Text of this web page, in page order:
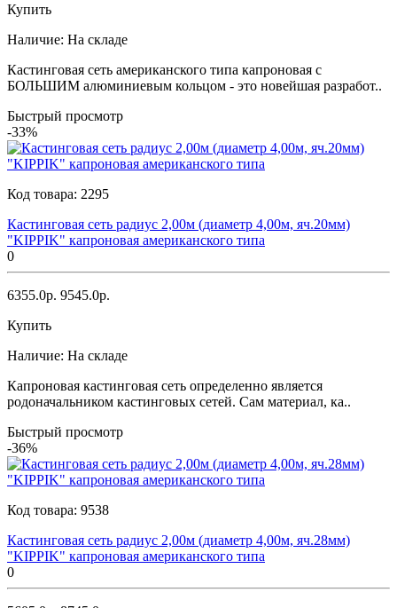
Купить
Наличие: На складе
Кастинговая сеть американского типа капроновая с
БОЛЬШИМ алюминиевым кольцом - это новейшая разработ..
Быстрый просмотр
-33%
Код товара: 2295
Кастинговая сеть радиус 2,00м (диаметр 4,00м, яч.20мм)
"KIPPIK" капроновая американского типа
0
6355.0р. 9545.0р.
Купить
Наличие: На складе
Капроновая кастинговая сеть определенно является
родоначальником кастинговых сетей. Сам материал, ка..
Быстрый просмотр
-36%
Код товара: 9538
Кастинговая сеть радиус 2,00м (диаметр 4,00м, яч.28мм)
"KIPPIK" капроновая американского типа
0